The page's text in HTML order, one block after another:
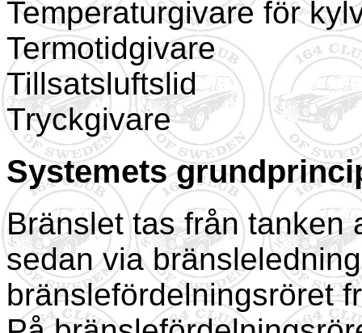
Temperaturgivare för
Termotidgivare
Tillsatsluftslid
Tryckgivare
Systemets
Bränslet tas från tanken
sedan via
bränslefördelningsröret